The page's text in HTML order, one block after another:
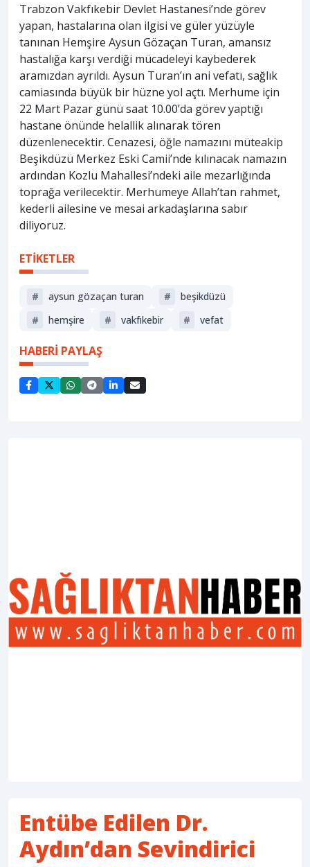
Trabzon Vakfıkebir Devlet Hastanesi’nde görev
yapan, hastalarına olan ilgisi ve güler yüzüyle
tanınan Hemşire Aysun Gözaçan Turan, amansız
hastalığa karşı verdiği mücadeleyi kaybederek
aramızdan ayrıldı. Aysun Turan’ın ani vefatı, sağlık
camiasında büyük bir hüzne yol açtı. Merhume için
22 Mart Pazar günü saat 10.00’da görev yaptığı
hastane önünde helallik alınarak tören
düzenlenecektir. Cenazesi, öğle namazını müteakip
Beşikdüzü Merkez Eski Camii’nde kılınacak namazın
ardından Kozlu Mahallesi’ndeki aile mezarlığında
toprağa verilecektir. Merhumeye Allah’tan rahmet,
kederli ailesine ve mesai arkadaşlarına sabır
diliyoruz.
ETİKETLER
# aysun gözaçan turan #
beşikdüzü
#
hemşire # vakfıkebir # vefat
HABERİ PAYLAŞ
Entübe Edilen Dr.
Aydın’dan Sevindirici